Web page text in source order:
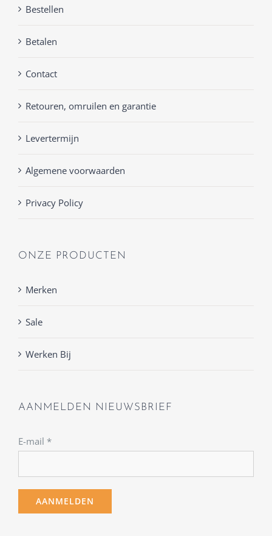
Bestellen
Betalen
Contact
Retouren, omruilen en garantie
Levertermijn
Algemene voorwaarden
Privacy Policy
ONZE PRODUCTEN
Merken
Sale
Werken Bij
AANMELDEN NIEUWSBRIEF
E-mail *